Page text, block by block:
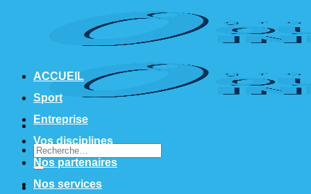
Recherche
pour :
ACCUEIL
Sport
Entreprise
Vos disciplines
Nos partenaires
Nos services